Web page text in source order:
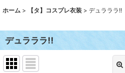
ホーム > 【タ】コスプレ衣装 > デュラララ!!
デュラララ!!